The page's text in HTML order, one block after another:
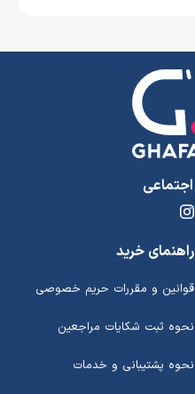
راهنمای خرید
قوانین و مقررات حریم خصوصی
نحوه ثبت شکایات مراجعین
نحوه پشتیبانی و خدمات